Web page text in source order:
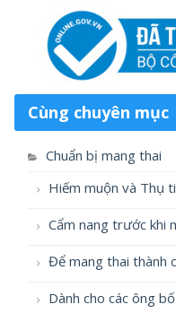
Cùng chuyên mục
Chuẩn bị mang thai
Hiếm muộn và Thụ
Cẩm nang trước khi
Để mang thai thành
Dành cho các ông